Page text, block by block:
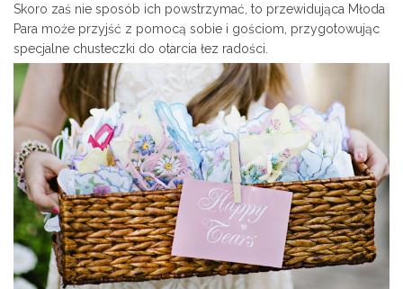
Skoro zaś nie sposób ich powstrzymać, to przewidująca Młoda
Para może przyjść z pomocą sobie i gościom, przygotowując
specjalne chusteczki do otarcia łez radości.